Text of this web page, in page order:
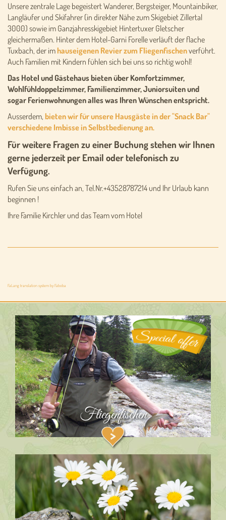
Unsere zentrale Lage begeistert Wanderer, Bergsteiger, Mountainbiker,
Langläufer und Skifahrer (in direkter Nähe zum Skigebiet Zillertal
3000) sowie im Ganzjahresskigebiet Hintertuxer Gletscher
gleichermaßen. Hinter dem Hotel-Garni Forelle verläuft der flache
Tuxbach, der imhauseigenen Revier zum Fliegenfischenverführt.
Auch Familien mit Kindern fühlen sich bei uns so richtig wohl!
Das Hotel und Gästehaus bieten über Komfortzimmer,
Wohlfühldoppelzimmer, Familienzimmer, Juniorsuiten und
sogar Ferienwohnungen alles was Ihren Wünschen entspricht.
Ausserdem, bieten wir für unsere Hausgäste in der "Snack Bar"
verschiedene Imbisse in Selbstbedienung an.
Für weitere Fragen zu einer Buchung stehen wir Ihnen
gerne jederzeit per Email oder telefonisch zu
Verfügung.
Rufen Sie uns einfach an, Tel.Nr.+43528787214 und Ihr Urlaub kann
beginnen !
Ihre Familie Kirchler und das Team vom Hotel
FaLang translation system by Faboba
Fliegenfischen